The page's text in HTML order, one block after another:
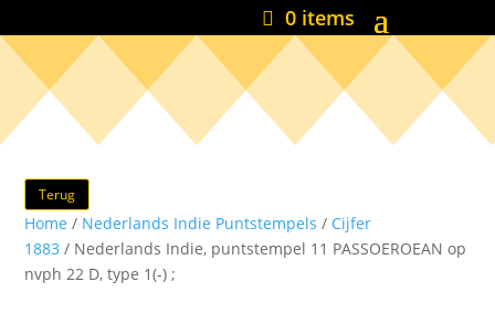
0 items
Terug
Home / Nederlands Indie Puntstempels / Cijfer
1883 / Nederlands Indie, puntstempel 11 PASSOEROEAN op
nvph 22 D, type 1(-) ;